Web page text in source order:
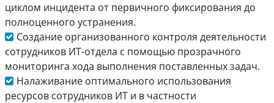
циклом инцидента от первичного фиксирования до
полноценного устранения.
Создание организованного контроля деятельности
сотрудников ИТ-отдела с помощью прозрачного
мониторинга хода выполнения поставленных задач.
Налаживание оптимального использования
ресурсов сотрудников ИТ и в частности